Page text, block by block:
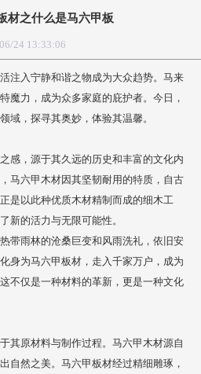
材之什么是马六甲板
24 13:33:06
入宁静和谐之物成为大众趋势。马来
魔力，成为众多家庭的庇护者。今日，
域，探寻其奥妙，体验其温馨。
，源于其久远的历史和丰富的文化内
马六甲木材因其坚韧耐用的特质，自古
是以此种优质木材精制而成的细木工
新的活力与无限可能性。
雨林的沧桑巨变和风雨洗礼，依旧安
身为马六甲板材，走入千家万户，成为
不仅是一种材料的革新，更是一种文化
原材料与制作过程。马六甲木材源自
自然之美。马六甲板材经过精细雕琢，